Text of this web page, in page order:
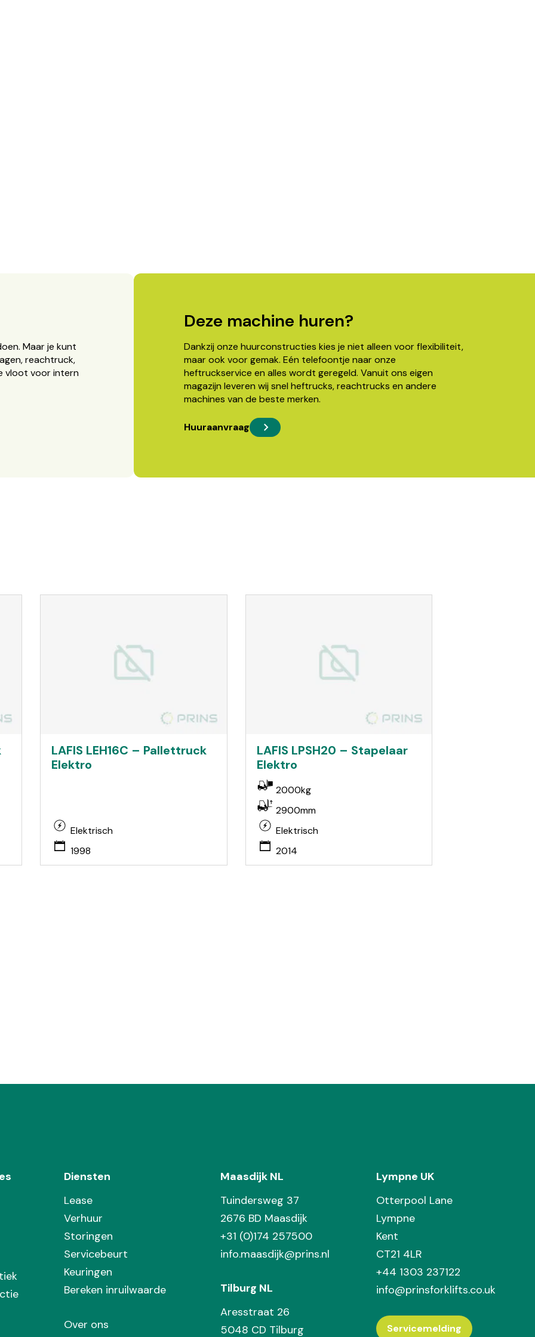
Maar je kunt
reachtruck,
vloot voor intern
Deze machine huren?
Dankzij onze huurconstructies kies je niet alleen voor flexibiliteit,
maar ook voor gemak. Eén telefoontje naar onze
heftruckservice en alles wordt geregeld. Vanuit ons eigen
magazijn leveren wij snel heftrucks, reachtrucks en andere
machines van de beste merken.
Huuraanvraag
LAFIS LEH16C – Pallettruck
Elektro
Elektrisch
1998
LAFIS LPSH20 – Stapelaar
Elektro
2000kg
2900mm
Elektrisch
2014
Diensten
Lease
Verhuur
Storingen
Servicebeurt
Keuringen
Bereken inruilwaarde
Over ons
Maasdijk NL
Tuindersweg 37
2676 BD Maasdijk
+31 (0)174 257500
info.maasdijk@prins.nl
Tilburg NL
Aresstraat 26
5048 CD Tilburg
Lympne UK
Otterpool Lane
Lympne
Kent
CT21 4LR
+44 1303 237122
info@prinsforklifts.co.uk
Servicemelding